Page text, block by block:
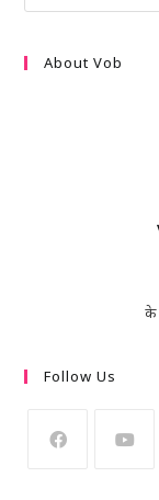
About Vob
के
Follow Us